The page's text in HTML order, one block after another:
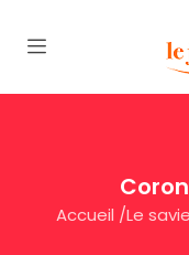
Accueil /Le